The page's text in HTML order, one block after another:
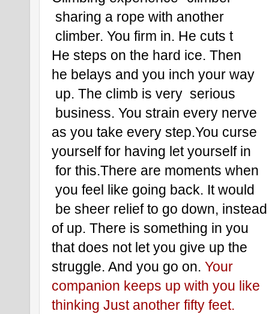
sharing a rope with another
climber. You firm in. He cuts t
He steps on the hard ice. Then
he belays and you inch your way
up. The climb is very  serious
business. You strain every nerve
as you take every step.You curse
yourself for having let yourself in
for this.There are moments when
you feel like going back. It would
be sheer relief to go down,
of up. There is something in you
that does not let you give up the
struggle. And you go on. Your
companion keeps up with you like
thinking Just another fifty feet.